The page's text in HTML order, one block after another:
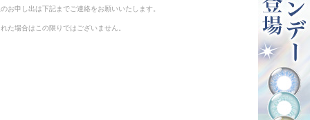
お申し出は下記までご連絡をお願いいたします。
た場合はこの限りではございません。